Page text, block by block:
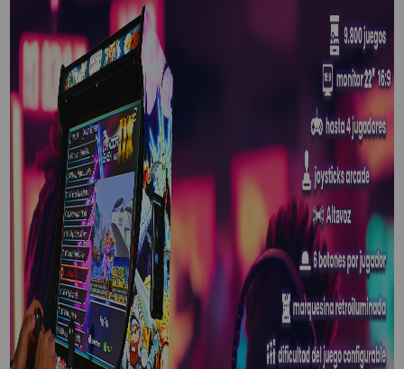
VIRTUAL PINBALL
WHAT MODEL I NEED?
WIFI PROJECTORS
WORLDCUP FOOTBALL 2026
PROJECTOR
RECONDITIONED
PROJECTORS
SPECIAL OFFERS
PROJECTION SCREEN
RECOMMENDED PRODUCTS
CEILLING MOUNT